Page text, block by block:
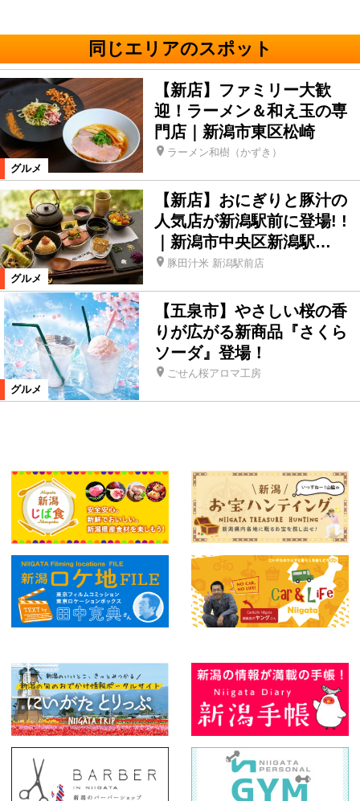
同じエリアのスポット
グルメ
【新店】ファミリー大歓
迎！ラーメン＆和え玉の専
門店｜新潟市東区松崎
ラーメン和樹（かずき）
グルメ
【新店】おにぎりと豚汁の
人気店が新潟駅前に登場! !
｜新潟市中央区新潟駅…
豚田汁米 新潟駅前店
グルメ
【五泉市】やさしい桜の香
りが広がる新商品『さくら
ソーダ』登場！
ごせん桜アロマ工房